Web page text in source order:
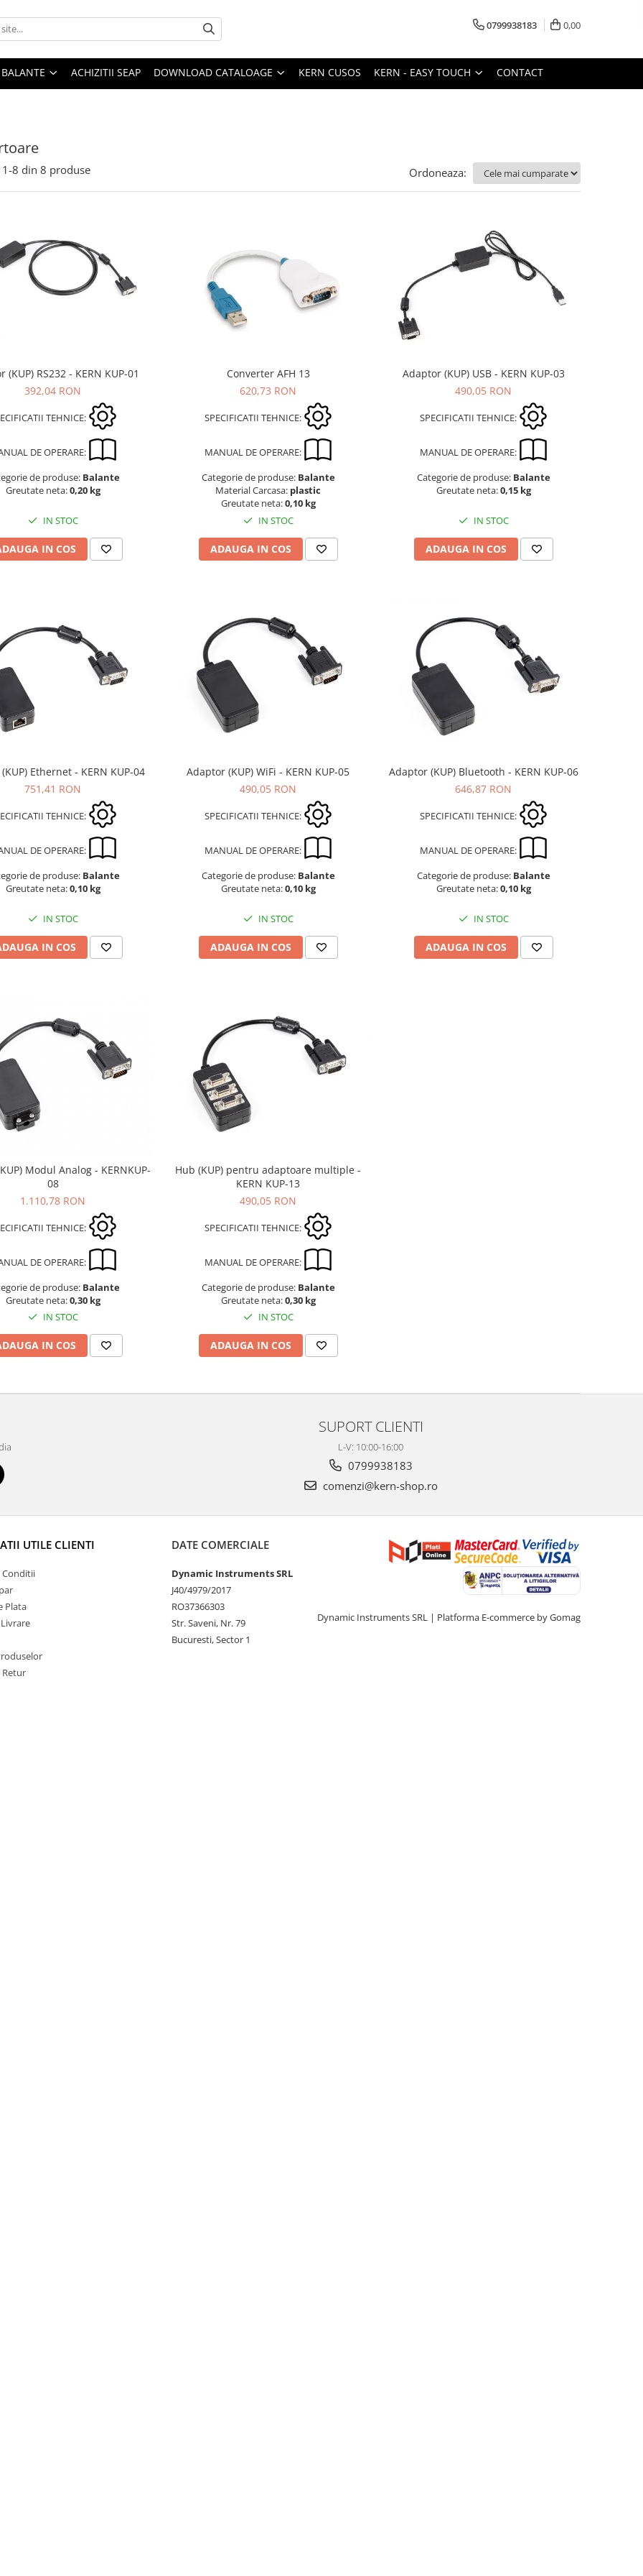
0799938183 0,00
ACHIZITII SEAP DOWNLOAD CATALOAGE KERN CUSOS KERN - EASY TOUCH CONTACT
1-8 din 8 produse Ordoneaza:
(KUP) RS232 - KERN KUP-01
392,04 RON
TEHNICE:
DE OPERARE:
de produse: Balante
Greutate neta:0,20 kg
IN STOC
IN COS
Converter AFH 13
620,73 RON
SPECIFICATII TEHNICE:
MANUAL DE OPERARE:
Categorie de produse: Balante
Material Carcasa: plastic
Greutate neta:0,10 kg
IN STOC
ADAUGA IN COS
Adaptor (KUP) USB - KERN KUP-03
490,05 RON
SPECIFICATII TEHNICE:
MANUAL DE OPERARE:
Categorie de produse: Balante
Greutate neta:0,15 kg
IN STOC
ADAUGA IN COS
Ethernet - KERN KUP-04
751,41 RON
TEHNICE:
DE OPERARE:
de produse: Balante
Greutate neta:0,10 kg
IN STOC
IN COS
Adaptor (KUP) WiFi - KERN KUP-05
490,05 RON
SPECIFICATII TEHNICE:
MANUAL DE OPERARE:
Categorie de produse: Balante
Greutate neta:0,10 kg
IN STOC
ADAUGA IN COS
Adaptor (KUP) Bluetooth - KERN KUP-06
646,87 RON
SPECIFICATII TEHNICE:
MANUAL DE OPERARE:
Categorie de produse: Balante
Greutate neta:0,10 kg
IN STOC
ADAUGA IN COS
Modul Analog - KERNKUP-
08
1.110,78 RON
TEHNICE:
DE OPERARE:
de produse: Balante
Greutate neta:0,30 kg
IN STOC
IN COS
Hub (KUP) pentru adaptoare multiple -
KERN KUP-13
490,05 RON
SPECIFICATII TEHNICE:
MANUAL DE OPERARE:
Categorie de produse: Balante
Greutate neta:0,30 kg
IN STOC
ADAUGA IN COS
SUPORT CLIENTI
L-V: 10:00-16:00
0799938183
comenzi@kern-shop.ro
UTILE CLIENTI
Conditii
Plata
Retur
DATE COMERCIALE
Dynamic Instruments SRL
J40/4979/2017
RO37366303
Str. Saveni, Nr. 79
Bucuresti, Sector 1
Dynamic Instruments SRL | Platforma E-commerce by Gomag